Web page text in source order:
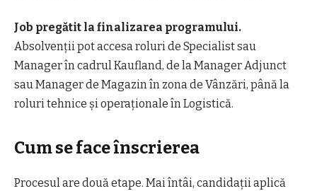
Job pregătit la finalizarea programului.
Absolvenții pot accesa roluri de Specialist sau
Manager în cadrul Kaufland, de la Manager Adjunct
sau Manager de Magazin în zona de Vânzări, până la
roluri tehnice și operaționale în Logistică.
Cum se face înscrierea
Procesul are două etape. Mai întâi, candidații aplică